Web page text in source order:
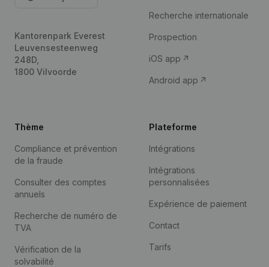
Kantorenpark Everest
Leuvensesteenweg
248D,
1800 Vilvoorde
Recherche internationale
Prospection
iOS app
Android app
Thème
Compliance et prévention
de la fraude
Consulter des comptes
annuels
Recherche de numéro de
TVA
Vérification de la
solvabilité
Plateforme
Intégrations
Intégrations
personnalisées
Expérience de paiement
Contact
Tarifs